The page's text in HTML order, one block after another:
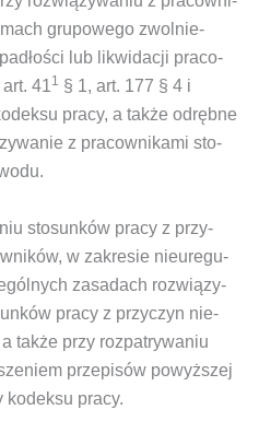
gru­po­we­go zwol­nie­
lub likwi­da­cji pra­co­
411 § 1, art. 177 § 4 i
pra­cy, a tak­że odręb­ne
z pra­cow­ni­ka­mi sto­
sto­sun­ków pra­cy z przy­
w zakre­sie nie­ure­gu­
zasa­dach roz­wią­zy­
pra­cy z przy­czyn nie­
tak­że przy roz­pa­try­wa­niu
prze­pi­sów powyż­szej
kodek­su pracy.